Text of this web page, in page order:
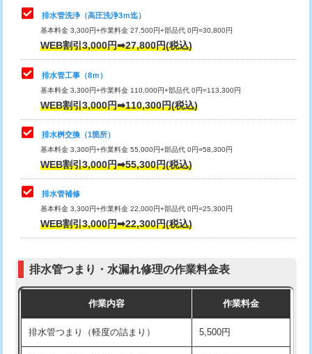
排水管工事（追加 排水管工事/3ｍ超
え）
マス交換（土の掘削・埋め戻し作業）
マス交換（深さ50㎝未満）
マス交換（深さ50㎝以上）
コンクリート斫り（厚さ10㎝まで）
コンクリート斫り（厚さ10㎝超え）
モルタル補修（厚さ10㎝まで）
モルタル補修（厚さ10㎝超え）
追加人工 16,500円
現場見積
※給水管工事は20mmまでの価格です。
理・調整・分解・加工など（中作業）
止水・漏水調査・防水処理・清掃・修
理・調整・分解・加工など（重作業）
33,000円
その他部品の脱着
交換・取付（タンク）
交換・取付(単水栓（壁付・デッキ
式）)
交換・取付(混合水栓（壁付・デッキ
式・ワンホール）)
16,500円+材料費
交換・取付(排水栓・排水トラップ
交換・取付（その他部品） 11,000円+材料費
持込商品取付（単水栓） 13,200円
持込商品取付（混合水栓） 16,500円
持込商品取付（浄水器・分岐水栓） 16,500円
排水管洗浄（高圧洗浄3ｍ迄）
基本料金 3,300円+作業料金 27,500円+部品代 0円=30,800円
WEB割引3,000円➡27,800円(税込)
排水管工事（8ｍ）
基本料金 3,300円+作業料金 110,000円+部品代 0円=113,300円
WEB割引3,000円➡110,300円(税込)
排水桝交換（1箇所）
基本料金 3,300円+作業料金 55,000円+部品代 0円=58,300円
WEB割引3,000円➡55,300円(税込)
排水管補修
基本料金 3,300円+作業料金 22,000円+部品代 0円=25,300円
WEB割引3,000円➡22,300円(税込)
排水管つまり・水漏れ修理の作業料金表
作業内容 作業料金
排水管つまり（軽度の詰まり） 5,500円